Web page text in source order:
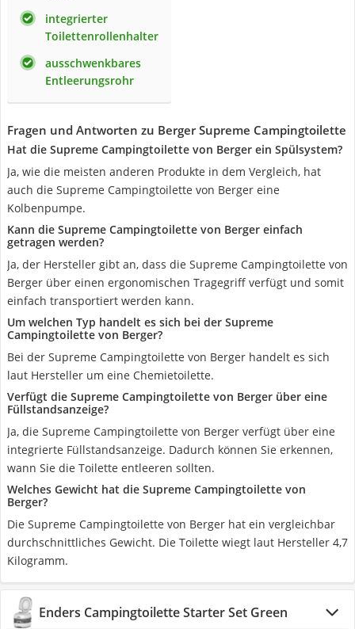
integrierter
Toilettenrollenhalter
ausschwenkbares
Entleerungsrohr
Fragen und Antworten zu Berger Supreme Campingtoilette
Hat die Supreme Campingtoilette von Berger ein Spülsystem?
Ja, wie die meisten anderen Produkte in dem Vergleich, hat
auch die Supreme Campingtoilette von Berger eine
Kolbenpumpe.
Kann die Supreme Campingtoilette von Berger einfach
getragen werden?
Ja, der Hersteller gibt an, dass die Supreme Campingtoilette von
Berger über einen ergonomischen Tragegriff verfügt und somit
einfach transportiert werden kann.
Um welchen Typ handelt es sich bei der Supreme
Campingtoilette von Berger?
Bei der Supreme Campingtoilette von Berger handelt es sich
laut Hersteller um eine Chemietoilette.
Verfügt die Supreme Campingtoilette von Berger über eine
Füllstandsanzeige?
Ja, die Supreme Campingtoilette von Berger verfügt über eine
integrierte Füllstandsanzeige. Dadurch können Sie erkennen,
wann Sie die Toilette entleeren sollten.
Welches Gewicht hat die Supreme Campingtoilette von
Berger?
Die Supreme Campingtoilette von Berger hat ein vergleichbar
durchschnittliches Gewicht. Die Toilette wiegt laut Hersteller 4,7
Kilogramm.
Enders Campingtoilette Starter Set Green